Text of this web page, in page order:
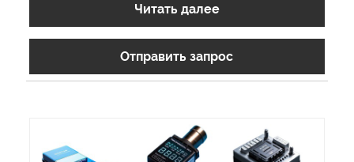
Читать далее
Отправить запрос